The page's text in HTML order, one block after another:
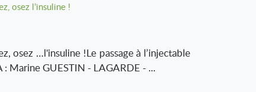
osez l’insuline !
osez …l'insuline !Le passage à l’injectable
Marine GUESTIN - LAGARDE - ...